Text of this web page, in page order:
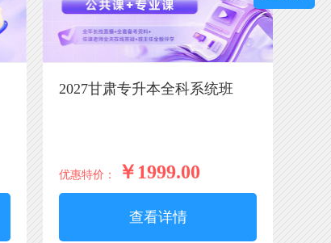
2027甘肃专升本全科系统班
优惠特价： ￥1999.00
查看详情